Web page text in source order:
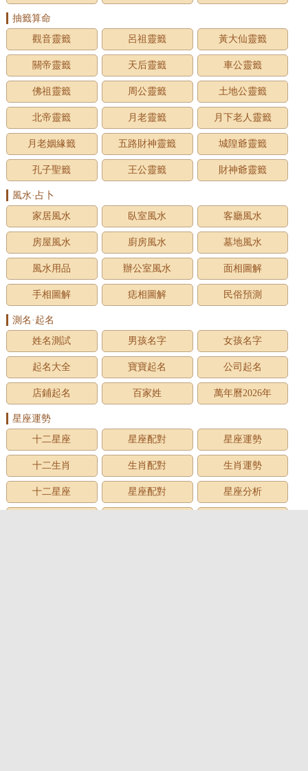
抽籤算命
觀音靈籤
呂祖靈籤 黃大仙靈籤
關帝靈籤 天后靈籤 車公靈籤
佛祖靈籤 周公靈籤 土地公靈籤
北帝靈籤 月老靈籤 月下老人靈籤
月老姻緣籤 五路財神靈籤 城隍爺靈籤
孔子聖籤 王公靈籤 財神爺靈籤
風水·占卜
家居風水
臥室風水 客廳風水
房屋風水 廚房風水 墓地風水
風水用品 辦公室風水 面相圖解
手相圖解 痣相圖解 民俗預測
測名·起名
姓名測試
男孩名字 女孩名字
起名大全 寶寶起名 公司起名
店鋪起名 百家姓 萬年曆2026年
星座運勢
十二星座
星座配對 星座運勢
十二生肖 生肖配對 生肖運勢
十二星座 星座配對 星座分析